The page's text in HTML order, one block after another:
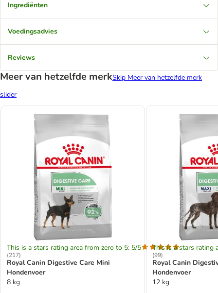
Ingrediënten
Voedingsadvies
Reviews
Meer van hetzelfde merkSkip Meer van hetzelfde merk
slider
This is a stars rating area from zero to 5: 5/5
(217)
Royal Canin Digestive Care Mini
Hondenvoer
8 kg
This is a stars rating
(99)
Royal Canin
Hondenvoer
12 kg